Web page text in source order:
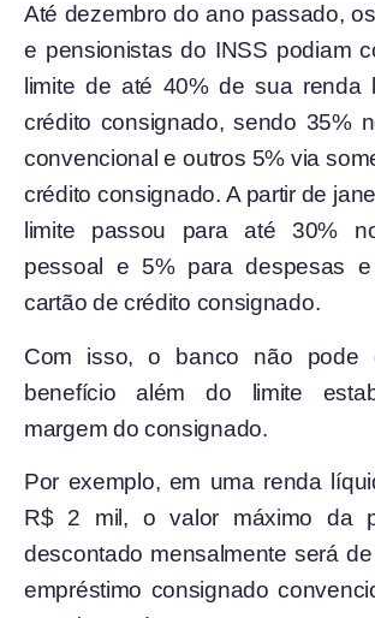
Até dezembro do ano passado,
e pensionistas do INSS podiam
limite de até 40% de sua renda
crédito consignado, sendo 35%
convencional e outros 5% via
crédito consignado. A partir de
limite passou para até 30%
pessoal e 5% para despesas
cartão de crédito consignado.
Com isso, o banco não pode
benefício além do limite
margem do consignado.
Por exemplo, em uma renda
R$ 2 mil, o valor máximo da
descontado mensalmente será
empréstimo consignado